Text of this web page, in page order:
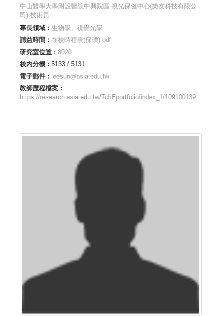
中山醫學大學附設醫院中興院區 視光保健中心(樂友科技有限公
司) 技術員
專長領域 : 生物學、視覺光學
請益時間 : 在校時程表(孫瑮).pdf
研究室位置 : 8020
校內分機 : 5133 / 5131
電子郵件 : leesun@asia.edu.tw
教師歷程檔案 :
https://research.asia.edu.tw/TchEportfolio/index_1/109100139